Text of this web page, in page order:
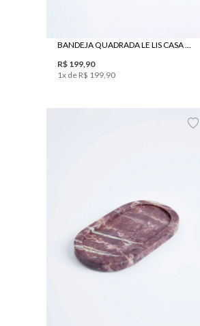
BANDEJA QUADRADA LE LIS CASA JAPÃO
R$ 199, 90
1x de R$ 199, 90